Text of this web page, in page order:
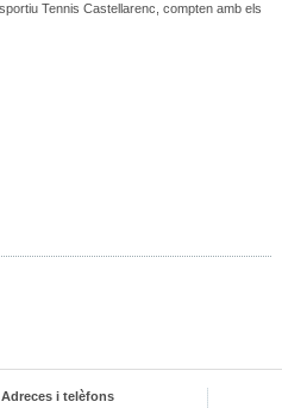
Tennis Castellarenc, compten amb els
Adreces i telèfons